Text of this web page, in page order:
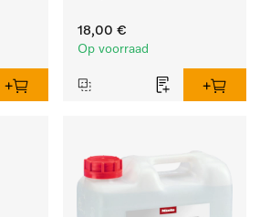
18,00 €
Op voorraad